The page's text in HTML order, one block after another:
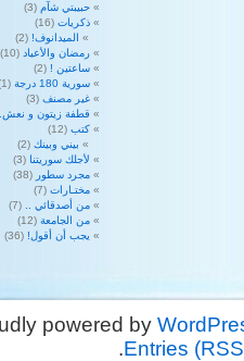
حبيبتي شآم (3)
ذكريات (16)
الميدانوف! (2)
رمضان والأعياد (10)
ساعتين ! (2)
سورية 180 درجة
(1)
غير مصنف (3)
قطفة زيتون و نعش..
كتب (12)
بيني وبينك (2)
لأجلك سوريتنا (3)
مجرد سطور (38)
مختـارات (7)
من أصدقائي ..
(7)
من الجامعة (12)
يجب أن أقول! (36)
Entries
.